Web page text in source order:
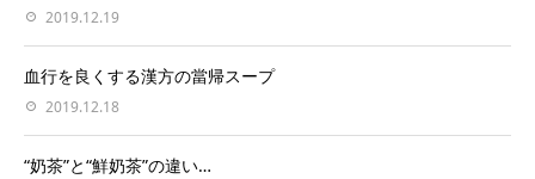
2019.12.19
血行を良くする漢方の當帰スープ
2019.12.18
“奶茶”と“鮮奶茶”の違い…